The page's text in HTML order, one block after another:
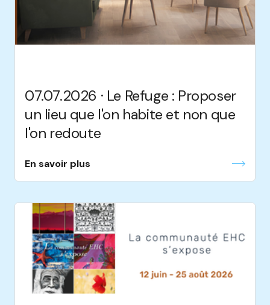
07.07.2026 · Le Refuge : Proposer
un lieu que l'on habite et non que
l'on redoute
En savoir plus